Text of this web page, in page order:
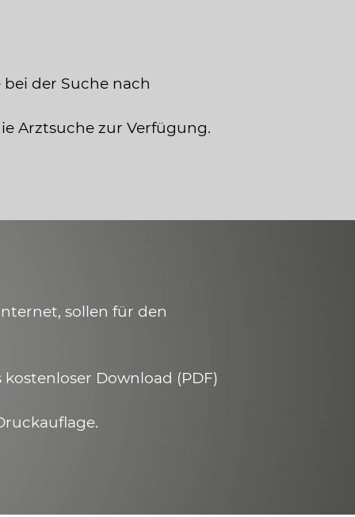
der Suche nach
Arztsuche zur Verfügung.
sollen für den
Download (PDF)